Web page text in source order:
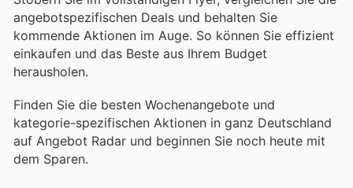
angebotspezifischen Deals und behalten Sie
kommende Aktionen im Auge. So können Sie effizient
einkaufen und das Beste aus Ihrem Budget
herausholen.
Finden Sie die besten Wochenangebote und
kategorie-spezifischen Aktionen in ganz Deutschland
auf Angebot Radar und beginnen Sie noch heute mit
dem Sparen.